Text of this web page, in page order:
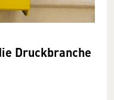
Druckbranche